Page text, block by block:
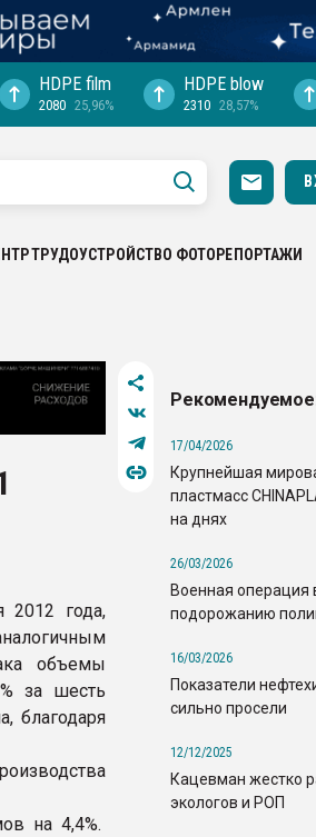
HDPE film
2080 25,96%
HDPE blow
2310 28,57%
ТРУДОУСТРОЙСТВО ФОТОРЕПОРТАЖИ
2012 года,
объемы
за шесть
благодаря
на 4,4%.
17/04/2026
Крупнейшая
пластмасс
на днях
26/03/2026
Военная операция
подорожанию
16/03/2026
Показатели
сильно просели
12/12/2025
Кацевман жестко
экологов и РОП